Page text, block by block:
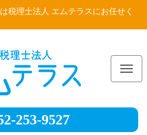
税理士法人 エムテラスにお任せく
253-9527